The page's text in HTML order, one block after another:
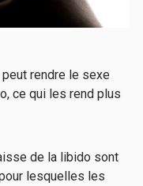
rendre le sexe
ce qui les rend plus
de la libido sont
lesquelles les